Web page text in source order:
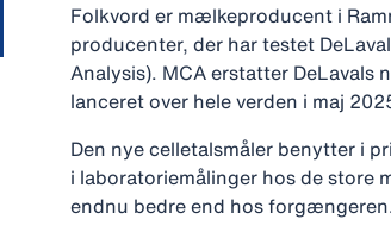
Folkvord er mælkeproducent i
producenter, der har testet
Analysis). MCA erstatter
lanceret over hele verden i maj
Den nye celletalsmåler benytter i
i laboratoriemålinger hos de store
endnu bedre end hos